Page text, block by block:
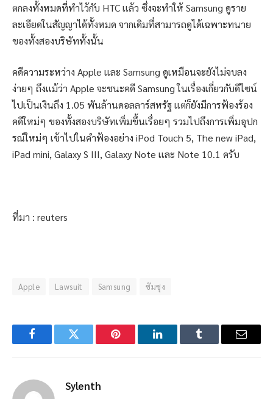
ตกลงทั้งหมดที่ทำไว้กับ HTC เเล้ว ซึ่งจะทำให้ Samsung ดูราย
ละเอียดในสัญญาได้ทั้งหมด จากเดิมที่สามารถดูได้เฉพาะทนาย
ของทั้งสองบริษัททั้งนั้น
คดีความระหว่าง Apple เเละ Samsung ดูเหมือนจะยังไม่จบลง
ง่ายๆ ถึงเเม้ว่า Apple จะชนะคดี Samsung ในเรื่องเกี่ยวกับดีไซน์
ไปเป็นเงินถึง 1.05 พันล้านดอลลาร์สหรัฐ เเต่ก็ยังมีการฟ้องร้อง
คดีใหม่ๆ ของทั้งสองบริษัทเพิ่มขึ้นเรื่อยๆ รวมไปถึงการเพิ่มอุปก
รณ์ใหม่ๆ เข้าไปในคำฟ้องอย่าง iPod Touch 5, The new iPad,
iPad mini, Galaxy S III, Galaxy Note เเละ Note 10.1 ครับ
ที่มา : reuters
Apple Lawsuit Samsung ซัมซุง
FacebookTwitter Pinterest LinkedInTumblr Email
Sylenth